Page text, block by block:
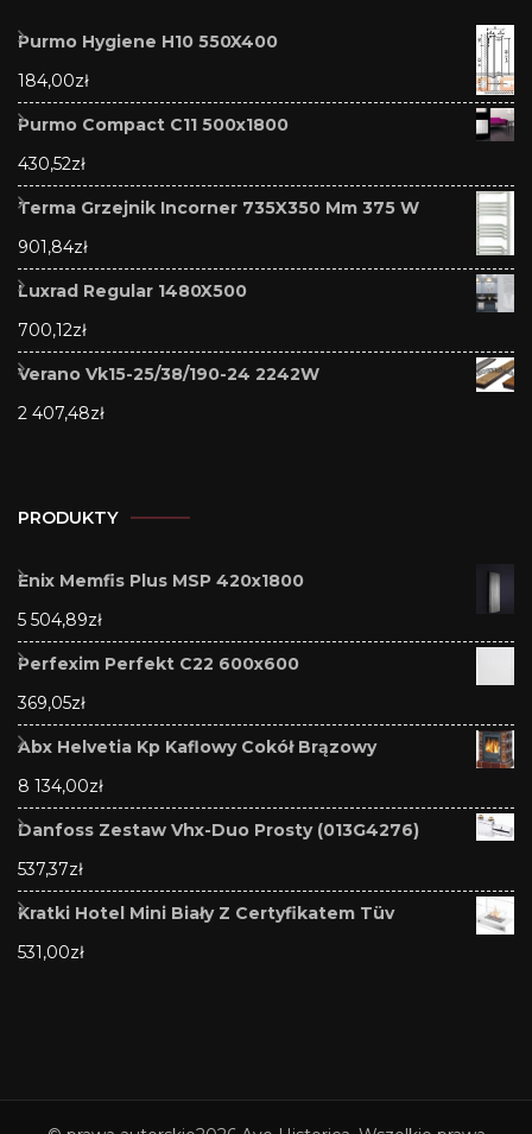
Purmo Hygiene H10 550X400
184,00zł
Purmo Compact C11 500x1800
430,52zł
Terma Grzejnik Incorner 735X350 Mm 375 W
901,84zł
Luxrad Regular 1480X500
700,12zł
Verano Vk15-25/38/190-24 2242W
2 407,48zł
PRODUKTY
Enix Memfis Plus MSP 420x1800
5 504,89zł
Perfexim Perfekt C22 600x600
369,05zł
Abx Helvetia Kp Kaflowy Cokół Brązowy
8 134,00zł
Danfoss Zestaw Vhx-Duo Prosty (013G4276)
537,37zł
Kratki Hotel Mini Biały Z Certyfikatem Tüv
531,00zł